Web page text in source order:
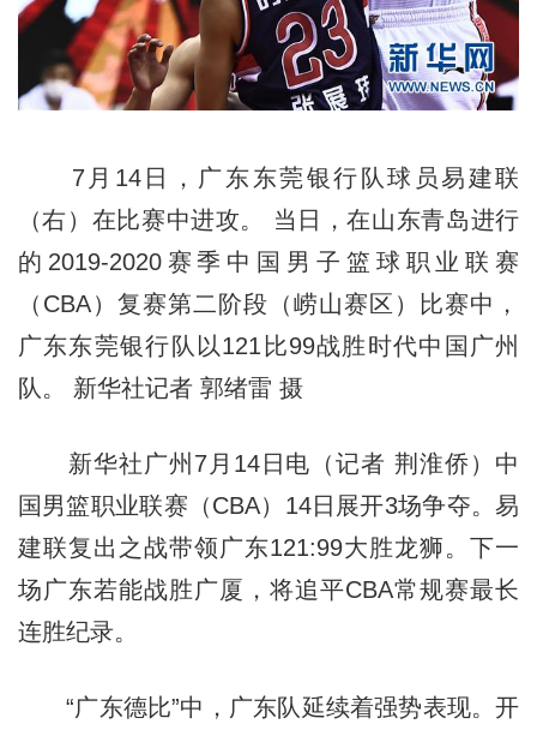
7月14日，广东东莞银行队球员易建联
（右）在比赛中进攻。 当日，在山东青岛进行
的2019-2020赛季中国男子篮球职业联赛
（CBA）复赛第二阶段（崂山赛区）比赛中，
广东东莞银行队以121比99战胜时代中国广州
队。 新华社记者 郭绪雷 摄
新华社广州7月14日电（记者 荆淮侨）中
国男篮职业联赛（CBA）14日展开3场争夺。易
建联复出之战带领广东121:99大胜龙狮。下一
场广东若能战胜广厦，将追平CBA常规赛最长
连胜纪录。
“广东德比”中，广东队延续着强势表现。开